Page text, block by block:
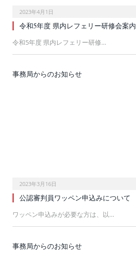
2023年4月1日
令和5年度 県内レフェリー研修会案内
令和5年度 県内レフェリー研修…
事務局からのお知らせ
2023年3月16日
公認審判員ワッペン申込みについて
ワッペン申込みが必要な方は、以…
事務局からのお知らせ